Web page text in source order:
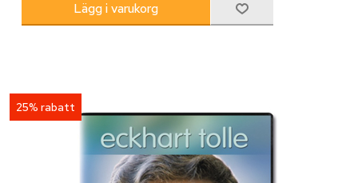
25% rabatt